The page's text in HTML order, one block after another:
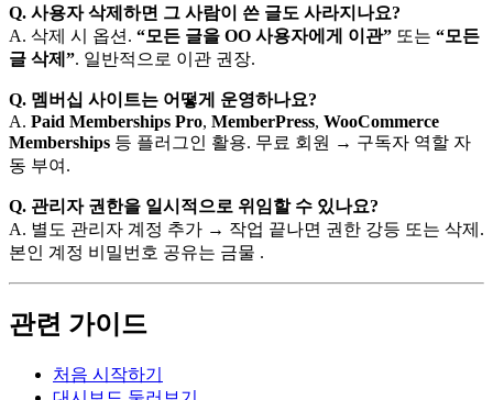
Q. 사용자 삭제하면 그 사람이 쓴 글도 사라지나요?
A. 삭제 시 옵션. “모든 글을 OO 사용자에게 이관” 또는 “모든
글 삭제”. 일반적으로 이관 권장.
Q. 멤버십 사이트는 어떻게 운영하나요?
A. Paid Memberships Pro, MemberPress, WooCommerce
Memberships 등 플러그인 활용. 무료 회원 → 구독자 역할 자
동 부여.
Q. 관리자 권한을 일시적으로 위임할 수 있나요?
A. 별도 관리자 계정 추가 → 작업 끝나면 권한 강등 또는 삭제.
본인 계정 비밀번호 공유는 금물 .
관련 가이드
처음 시작하기